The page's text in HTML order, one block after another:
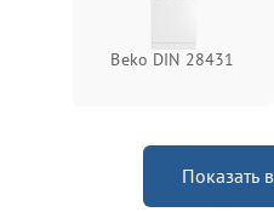
Beko DIN 28431
Показать